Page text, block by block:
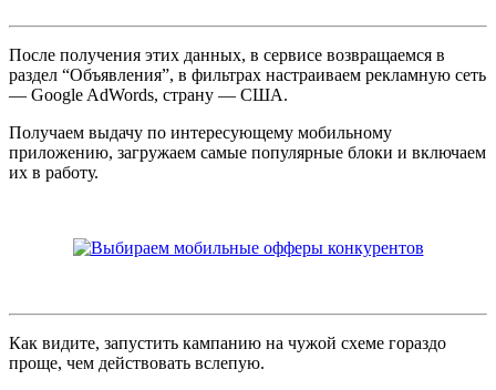
После получения этих данных, в сервисе возвращаемся в
раздел “Объявления”, в фильтрах настраиваем рекламную сеть
— Google AdWords, страну — США.
Получаем выдачу по интересующему мобильному
приложению, загружаем самые популярные блоки и включаем
их в работу.
Как видите, запустить кампанию на чужой схеме гораздо
проще, чем действовать вслепую.